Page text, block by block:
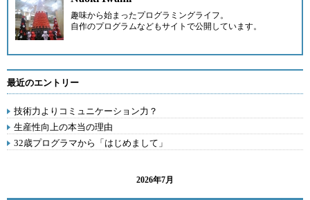
趣味から始まったプログラミングライフ。
自作のプログラムなどもサイト で公開しています。
最近のエントリー
技術力よりコミュニケーション力？
生産性向上の本当の理由
32歳プログラマから「はじめまして」
2026年7月